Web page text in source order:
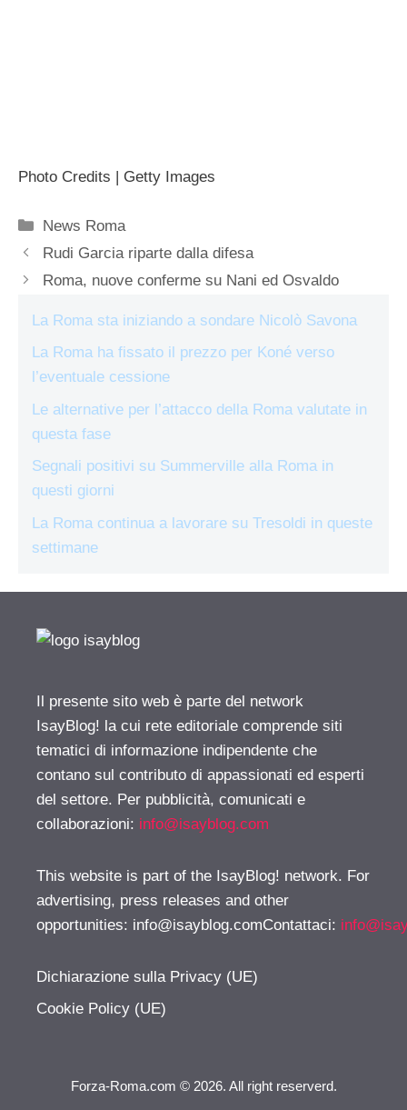
Photo Credits | Getty Images
Categorie
News Roma
Rudi Garcia riparte dalla difesa
Roma, nuove conferme su Nani ed Osvaldo
La Roma sta iniziando a sondare Nicolò Savona
La Roma ha fissato il prezzo per Koné verso
l’eventuale cessione
Le alternative per l’attacco della Roma valutate in
questa fase
Segnali positivi su Summerville alla Roma in
questi giorni
La Roma continua a lavorare su Tresoldi in queste
settimane
Il presente sito web è parte del network
IsayBlog! la cui rete editoriale comprende siti
tematici di informazione indipendente che
contano sul contributo di appassionati ed esperti
del settore. Per pubblicità, comunicati e
collaborazioni: info@isayblog.com
This website is part of the IsayBlog! network. For
advertising, press releases and other
opportunities: info@isayblog.comContattaci:
Dichiarazione sulla Privacy (UE)
Cookie Policy (UE)
Forza-Roma.com © 2026. All right reserverd.